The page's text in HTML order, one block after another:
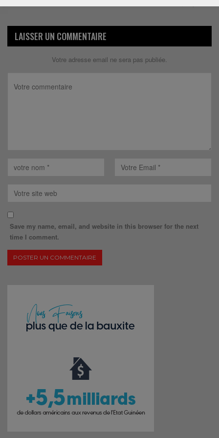
LAISSER UN COMMENTAIRE
Votre adresse email ne sera pas publiée.
Save my name, email, and website in this browser for the next
time I comment.